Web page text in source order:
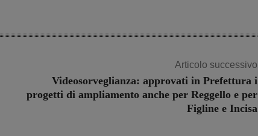
Articolo successivo
Videosorveglianza: approvati in Prefettura i
progetti di ampliamento anche per Reggello e per
Figline e Incisa